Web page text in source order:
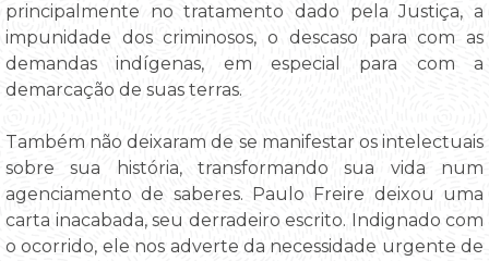
principalmente no tratamento dado pela Justiça, a
impunidade dos criminosos, o descaso para com as
demandas indígenas, em especial para com a
demarcação de suas terras.
Também não deixaram de se manifestar os intelectuais
sobre sua história, transformando sua vida num
agenciamento de saberes. Paulo Freire deixou uma
carta inacabada, seu derradeiro escrito. Indignado com
o ocorrido, ele nos adverte da necessidade urgente de